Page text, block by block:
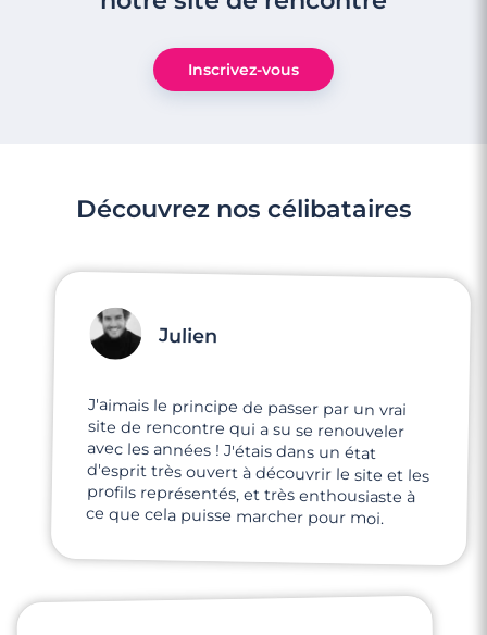
Inscrivez-vous
Découvrez nos célibataires
Julien
J'aimais le principe de passer par un vrai
site de rencontre qui a su se renouveler
avec les années ! J'étais dans un état
d'esprit très ouvert à découvrir le site et les
profils représentés, et très enthousiaste à
ce que cela puisse marcher pour moi.